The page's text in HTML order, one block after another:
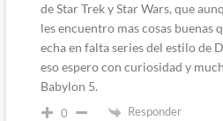
de Star Trek y Star Wars, que
les encuentro mas cosas buenas
echa en falta series del estilo de
eso espero con curiosidad y
Babylon 5.
0 Responder